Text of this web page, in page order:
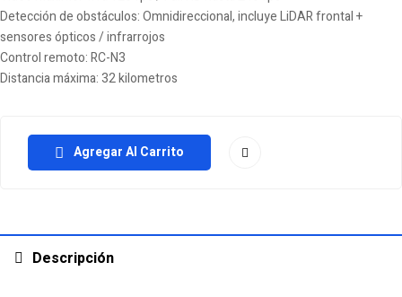
Detección de obstáculos: Omnidireccional, incluye LiDAR frontal +
sensores ópticos / infrarrojos
Control remoto: RC-N3
Distancia máxima: 32 kilometros
Agregar Al Carrito
Descripción